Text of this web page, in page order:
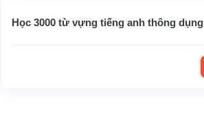
Học 3000 từ vựng tiếng anh thông dụng